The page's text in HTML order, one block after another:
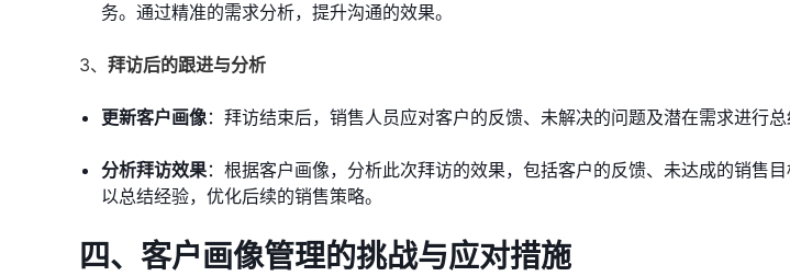
务。通过精准的需求分析，提升沟通的效果。
3、 拜访后的跟进与分析
更新客户画像：拜访结束后，销售人员应对客户的反馈、未解决的问题及潜在需求进行总
分析拜访效果：根据客户画像，分析此次拜访的效果，包括客户的反馈、未达成的销售
以总结经验，优化后续的销售策略。
四、客户画像管理的挑战与应对措施